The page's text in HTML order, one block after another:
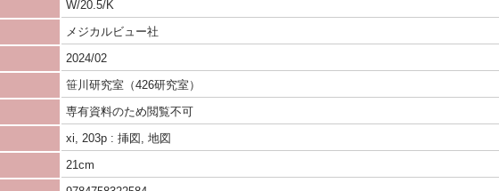
W/20.5/K
メジカルビュー社
2024/02
笹川研究室（426研究室）
専有資料のため閲覧不可
xi, 203p : 挿図, 地図
21cm